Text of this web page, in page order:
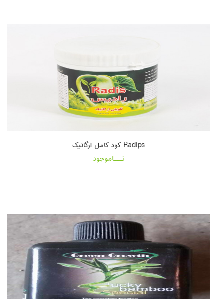
Radips کود کامل ارگانیک
نـــاموجود